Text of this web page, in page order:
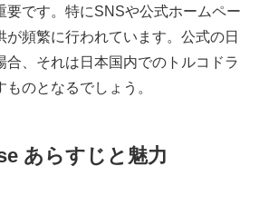
要です。特にSNSや公式ホームペー
が頻繁に行われています。公式の日
合、それは日本国内でのトルコドラ
のとなるでしょう。
あらすじと魅力